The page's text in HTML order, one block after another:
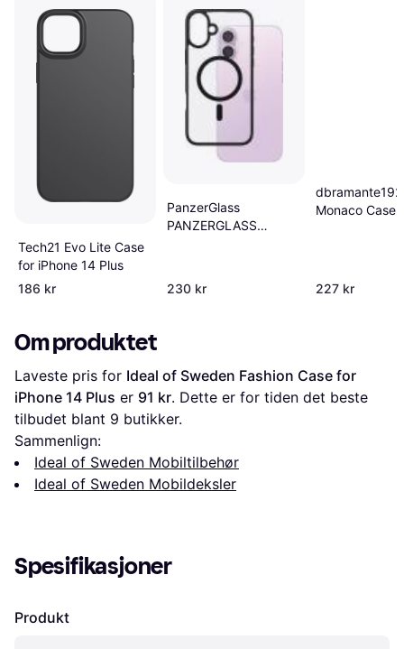
Tech21 Evo Lite Case
for iPhone 14 Plus
186 kr
PanzerGlass
PANZERGLASS
230 kr
Monaco Case
227 kr
Om produktet
Laveste pris for Ideal of Sweden Fashion Case for
iPhone 14 Plus er 91 kr. Dette er for tiden det beste
tilbudet blant 9 butikker.
Sammenlign:
Ideal of Sweden Mobiltilbehør
Ideal of Sweden Mobildeksler
Spesifikasjoner
Produkt